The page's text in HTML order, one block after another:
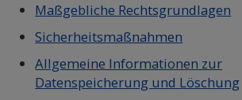
Maßgebliche Rechtsgrundlagen
Sicherheitsmaßnahmen
Allgemeine Informationen zur
Datenspeicherung und Löschung